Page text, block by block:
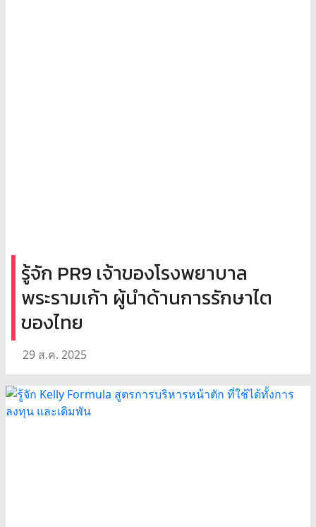
รู้จัก PR9 เจ้าของโรงพยาบาล
พระรามเก้า ผู้นำด้านการรักษาไต
ของไทย
29 ส.ค. 2025